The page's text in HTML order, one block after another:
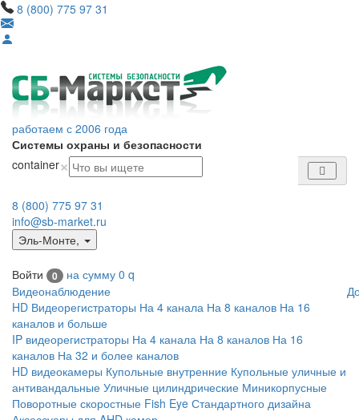
8 (800) 775 97 31
работаем с 2006 года
Системы охраны и безопасности
container×
8 (800) 775 97 31
info@sb-market.ru
Эль-Монте,
Войти 0 на сумму 0 q
Видеонаблюдение
HD Видеорегистраторы На 4 канала На 8 каналов На 16
каналов и больше
IP видеорегистраторы На 4 канала На 8 каналов На 16
каналов На 32 и более каналов
HD видеокамеры Купольные внутренние Купольные уличные и
антивандальные Уличные цилиндрические Миникорпусные
Поворотные скоростные Fish Eye Стандартного дизайна